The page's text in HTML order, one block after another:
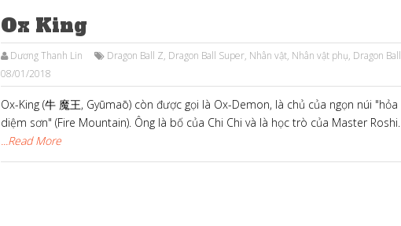
Ox King
Dương Thanh Lin Dragon Ball Z, Dragon Ball Super, Nhân vật, Nhân vật phụ, Dragon Ball
08/01/2018
Ox-King (牛 魔王, Gyūmaō) còn được gọi là Ox-Demon, là chủ của ngọn núi "hỏa
diệm sơn" (Fire Mountain). Ông là bố của Chi Chi và là học trò của Master Roshi.
...Read More